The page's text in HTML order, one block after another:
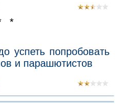
*
успеть попробовать
и парашютистов